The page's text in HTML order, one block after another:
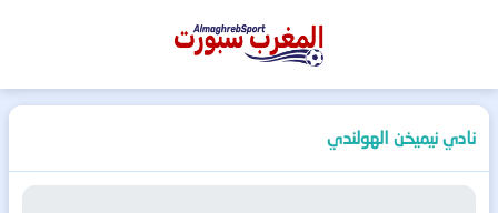
المغرب
نادي نيميخن الهولندي